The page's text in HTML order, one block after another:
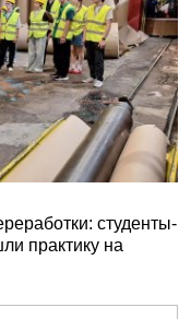
студенты-
практику на